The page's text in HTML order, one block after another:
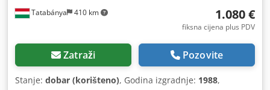
Tatabánya 410 km 1.080 €
fiksna cijena plus PDV
Zatraži Pozovite
Stanje: dobar (korišteno), Godina izgradnje: 1988,